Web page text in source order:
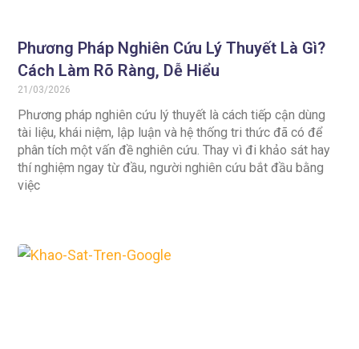
Phương Pháp Nghiên Cứu Lý Thuyết Là Gì?
Cách Làm Rõ Ràng, Dễ Hiểu
21/03/2026
Phương pháp nghiên cứu lý thuyết là cách tiếp cận dùng
tài liệu, khái niệm, lập luận và hệ thống tri thức đã có để
phân tích một vấn đề nghiên cứu. Thay vì đi khảo sát hay
thí nghiệm ngay từ đầu, người nghiên cứu bắt đầu bằng
việc